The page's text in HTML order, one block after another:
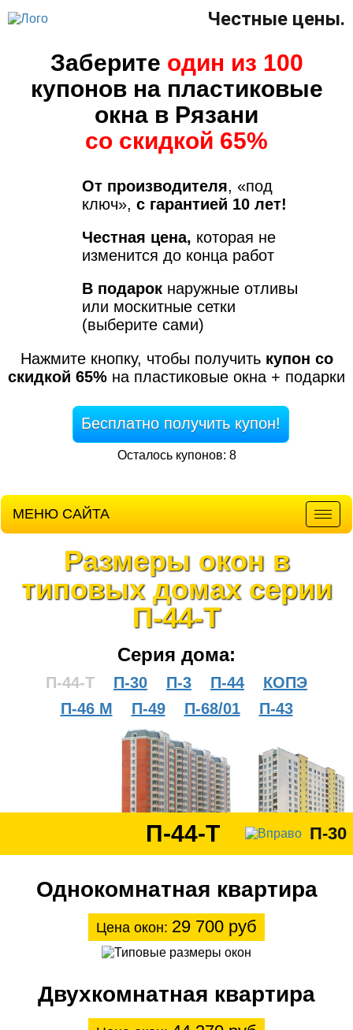
Честные цены.
Заберите один из 100
купонов на пластиковые
окна в Рязани
со скидкой 65%
От производителя, «под
ключ», с гарантией 10 лет!
Честная цена, которая не
изменится до конца работ
В подарок наружные отливы
или москитные сетки
(выберите сами)
Нажмите кнопку, чтобы получить купон со
скидкой 65% на пластиковые окна + подарки
Бесплатно получить купон!
Осталось купонов: 8
МЕНЮ САЙТА
Размеры окон в
типовых домах серии
П-44-Т
Серия дома:
П-44-Т П-30 П-3 П-44
КОПЭ
П-46 М
П-49 П-68/01 П-43
П-44-Т П-30
Однокомнатная квартира
Цена окон: 29 700 руб
Двухкомнатная квартира